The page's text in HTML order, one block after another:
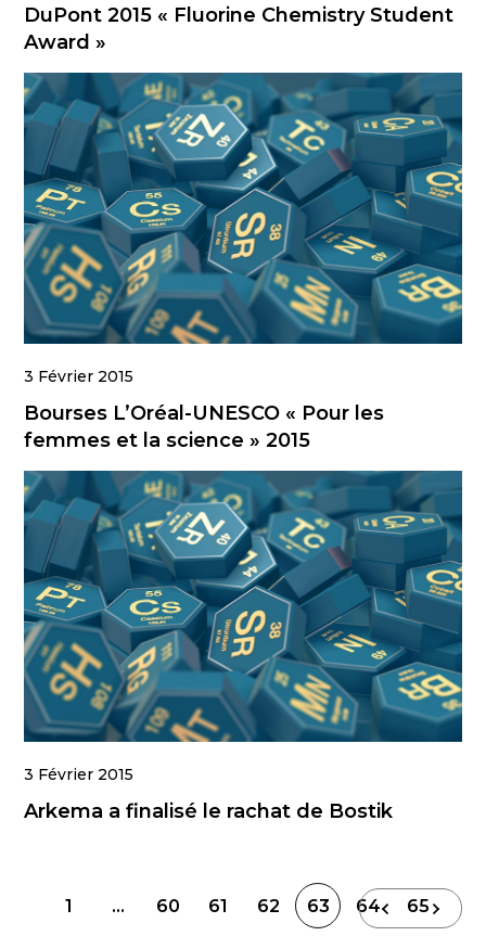
DuPont 2015 « Fluorine Chemistry Student
Award »
3 Février 2015
Bourses L’Oréal-UNESCO « Pour les
femmes et la science » 2015
3 Février 2015
Arkema a finalisé le rachat de Bostik
Navigation
1 … 60 61 62 63 64 65